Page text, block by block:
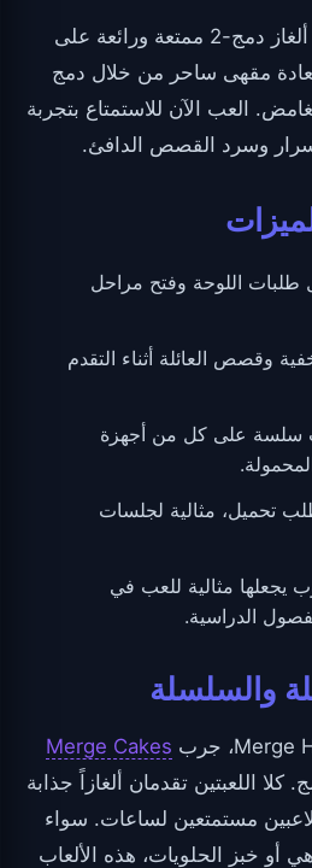
Merge Haven هي لعبة ألغاز دمج-2 ممتعة ورائعة على
مقهى ساحر من خلال دمج
العب الآن للاستمتاع بتجربة
وسرد القصص الدافئ.
طلبات اللوحة وفتح مراحل
وقصص العائلة أثناء التقدم
سلسة على كل من أجهزة
تحميل، مثالية لجلسات
يجعلها مثالية للعب في
الدراسية.
والسلسلة
Merge Cakes
اللعبتين تقدمان ألغازاً جذابة
مستمتعين لساعات. سواء
أو خبز الحلويات، هذه الألعاب